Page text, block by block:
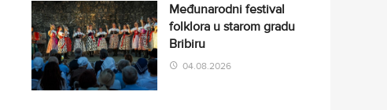
Međunarodni festival
folklora u starom gradu
Bribiru
04.08.2026